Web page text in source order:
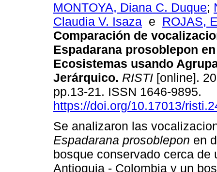
MONTOYA, Diana C. Duque;
Claudia V. Isaza e ROJAS,
Comparación de
Espadarana prosoblepon
Ecosistemas usando
Jerárquico. RISTI [online].
pp.13-21. ISSN 1646-9895.
https://doi.org/10.17013/
Se analizaron las
Espadarana prosoblepon en
bosque conservado cerca de
Antioquia - Colombia y un